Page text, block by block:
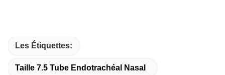
Les Étiquettes:
Taille 7.5 Tube Endotrachéal Nasal